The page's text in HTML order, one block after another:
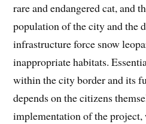
rare and endangered cat, and
population of the city and the
infrastructure force snow
inappropriate habitats.
within the city border and its
depends on the citizens
implementation of the